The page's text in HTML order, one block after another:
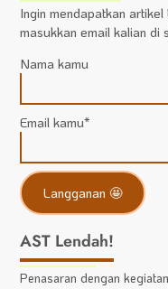
Ingin mendapatkan
masukkan email kalian di
Nama kamu
Email kamu*
AST Lendah!
Penasaran dengan